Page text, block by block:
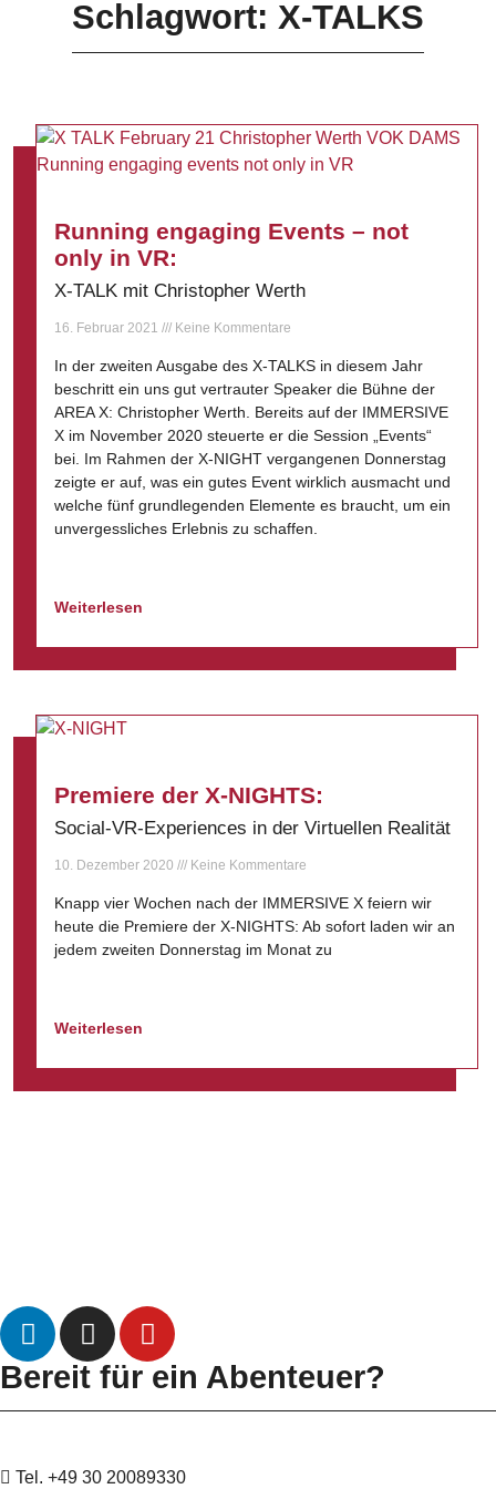
Schlagwort: X-TALKS
Running engaging Events – not
only in VR:
X-TALK mit Christopher Werth
16. Februar 2021 Keine Kommentare
In der zweiten Ausgabe des X-TALKS in diesem Jahr
beschritt ein uns gut vertrauter Speaker die Bühne der
AREA X: Christopher Werth. Bereits auf der IMMERSIVE
X im November 2020 steuerte er die Session „Events“
bei. Im Rahmen der X-NIGHT vergangenen Donnerstag
zeigte er auf, was ein gutes Event wirklich ausmacht und
welche fünf grundlegenden Elemente es braucht, um ein
unvergessliches Erlebnis zu schaffen.
Weiterlesen
Premiere der X-NIGHTS:
Social-VR-Experiences in der Virtuellen Realität
10. Dezember 2020 Keine Kommentare
Knapp vier Wochen nach der IMMERSIVE X feiern wir
heute die Premiere der X-NIGHTS: Ab sofort laden wir an
jedem zweiten Donnerstag im Monat zu
Weiterlesen
Bereit für ein Abenteuer?
Tel. +49 30 20089330